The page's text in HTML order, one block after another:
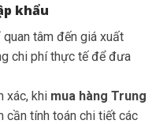
khẩu
tâm đến giá xuất
chi phí thực tế để đưa
xác, khi mua hàng Trung
cần tính toán chi tiết các